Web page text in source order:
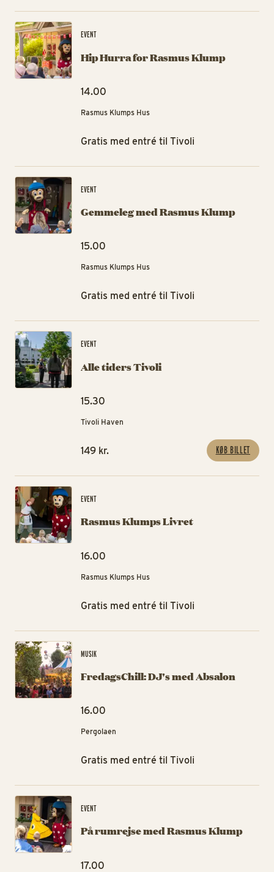
EVENT
Hip Hurra for Rasmus Klump
14.00
Rasmus Klumps Hus
Gratis med entré til Tivoli
EVENT
Gemmeleg med Rasmus Klump
15.00
Rasmus Klumps Hus
Gratis med entré til Tivoli
EVENT
Alle tiders Tivoli
15.30
Tivoli Haven
149 kr. KØB BILLET
EVENT
Rasmus Klumps Livret
16.00
Rasmus Klumps Hus
Gratis med entré til Tivoli
MUSIK
FredagsChill: DJ's med Absalon
16.00
Pergolaen
Gratis med entré til Tivoli
EVENT
På rumrejse med Rasmus Klump
17.00